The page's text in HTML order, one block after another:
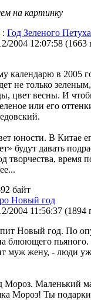
на картинку
: Год Зеленого
2004 12:07:58 (1663
календарю в 2005
не только
цвет весны. И
или его
юности. В Китае
будут давать
творчества, время
байт
Новый год
2004 11:56:37 (1894
Новый год. По
блюющего пьяного.
муж жену, - люди
Мороз. Маленький
Мороз! Ты